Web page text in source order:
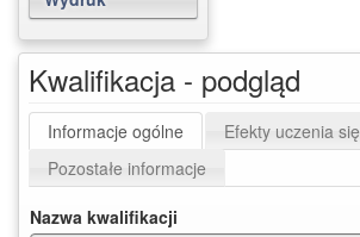
Kwalifikacja - podgląd
Informacje ogólne Efekty uczenia się
Pozostałe informacje
Nazwa kwalifikacji